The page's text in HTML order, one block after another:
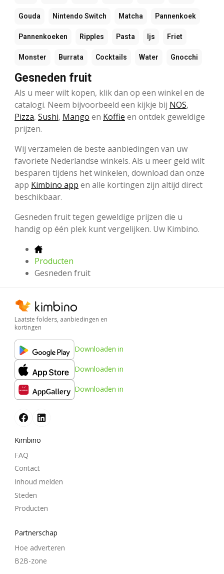
Gouda Nintendo Switch Matcha Pannenkoek
Pannenkoeken Ripples Pasta Ijs Friet
Monster Burrata Cocktails Water Gnocchi
Gesneden fruit
Als u meer wilt kopen, klik dan op een winkel en de
catalogi. Neem bijvoorbeeld een kijkje bij NOS,
Pizza, Sushi, Mango en Koffie en ontdek geweldige
prijzen.
Wij verzamelen de beste aanbiedingen van uw
favoriete Nederlandse winkels. Als u meer geld wilt
besparen tijdens het winkelen, download dan onze
app Kimbino app en alle kortingen zijn altijd direct
beschikbaar.
Gesneden fruit tegen geweldige prijzen die u
handig op één plek kunt vergelijken. Uw Kimbino.
Producten
Gesneden fruit
Laatste folders, aanbiedingen en
kortingen
Downloaden in
Downloaden in
Downloaden in
Kimbino
FAQ
Contact
Inhoud melden
Steden
Producten
Partnerschap
Hoe adverteren
B2B-zone